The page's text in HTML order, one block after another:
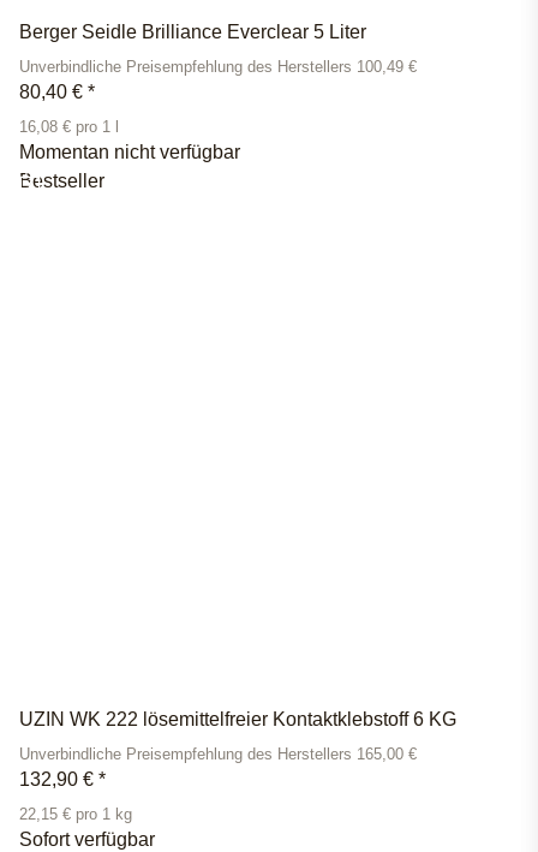
Berger Seidle Brilliance Everclear 5 Liter
Unverbindliche Preisempfehlung des Herstellers 100,49 €
80,40 € *
16,08 € pro 1 l
Momentan nicht verfügbar
Bestseller
UZIN WK 222 lösemittelfreier Kontaktklebstoff 6 KG
Unverbindliche Preisempfehlung des Herstellers 165,00 €
132,90 € *
22,15 € pro 1 kg
Sofort verfügbar